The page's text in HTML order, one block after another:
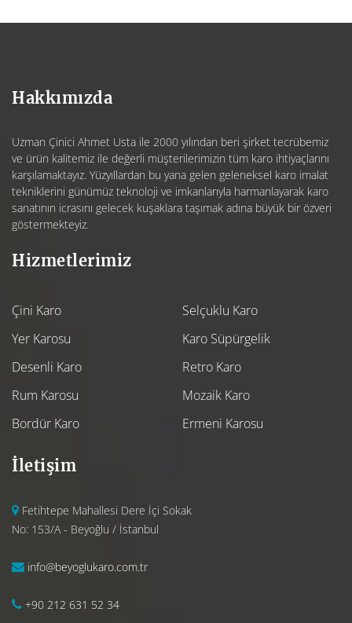
Hakkımızda
Uzman Çinici Ahmet Usta ile 2000 yılından beri şirket tecrübemiz
ve ürün kalitemiz ile değerli müşterilerimizin tüm karo ihtiyaçlarını
karşılamaktayız. Yüzyıllardan bu yana gelen geleneksel karo imalat
tekniklerini günümüz teknoloji ve imkanlarıyla harmanlayarak karo
sanatının icrasını gelecek kuşaklara taşımak adına büyük bir özveri
göstermekteyiz.
Hizmetlerimiz
Çini Karo
Yer Karosu
Desenli Karo
Rum Karosu
Bordür Karo
Selçuklu Karo
Karo Süpürgelik
Retro Karo
Mozaik Karo
Ermeni Karosu
İletişim
Fetihtepe Mahallesi Dere İçi Sokak
No: 153/A - Beyoğlu / İstanbul
info@beyoglukaro.com.tr
+90 212 631 52 34